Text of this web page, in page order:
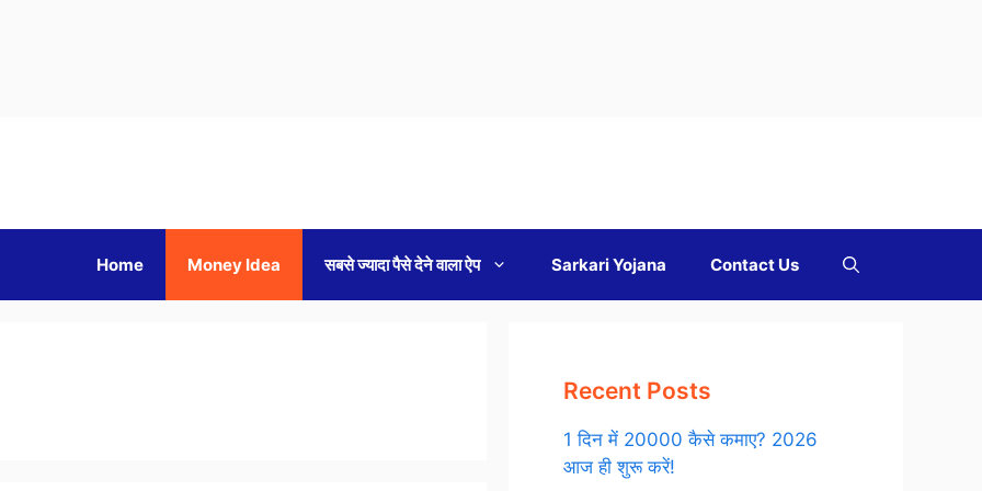
Home Money Idea सबसे ज्यादा पैसे देने वाला ऐप Sarkari Yojana Contact Us
Recent Posts
1 दिन में 20000 कैसे कमाए? 2026
आज ही शुरू करें!